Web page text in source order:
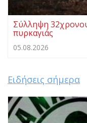
Σύλληψη
πυρκαγιάς
05.08.2026
Ειδήσεις σήμερα